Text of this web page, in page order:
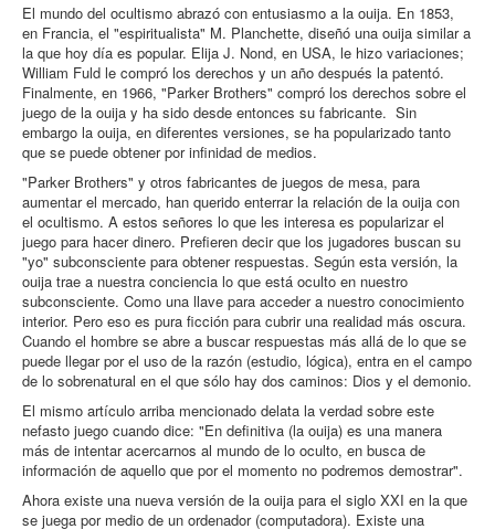
El mundo del ocultismo abrazó con entusiasmo a la ouija. En 1853,
en Francia, el "espiritualista" M. Planchette, diseñó una ouija similar a
la que hoy día es popular. Elija J. Nond, en USA, le hizo variaciones;
William Fuld le compró los derechos y un año después la patentó.
Finalmente, en 1966, "Parker Brothers" compró los derechos sobre el
juego de la ouija y ha sido desde entonces su fabricante. Sin
embargo la ouija, en diferentes versiones, se ha popularizado tanto
que se puede obtener por infinidad de medios.
"Parker Brothers" y otros fabricantes de juegos de mesa, para
aumentar el mercado, han querido enterrar la relación de la ouija con
el ocultismo. A estos señores lo que les interesa es popularizar el
juego para hacer dinero. Prefieren decir que los jugadores buscan su
"yo" subconsciente para obtener respuestas. Según esta versión, la
ouija trae a nuestra conciencia lo que está oculto en nuestro
subconsciente. Como una llave para acceder a nuestro conocimiento
interior. Pero eso es pura ficción para cubrir una realidad más oscura.
Cuando el hombre se abre a buscar respuestas más allá de lo que se
puede llegar por el uso de la razón (estudio, lógica), entra en el campo
de lo sobrenatural en el que sólo hay dos caminos: Dios y el demonio.
El mismo artículo arriba mencionado delata la verdad sobre este
nefasto juego cuando dice: "En definitiva (la ouija) es una manera
más de intentar acercarnos al mundo de lo oculto, en busca de
información de aquello que por el momento no podremos demostrar".
Ahora existe una nueva versión de la ouija para el siglo XXI en la que
se juega por medio de un ordenador (computadora). Existe una